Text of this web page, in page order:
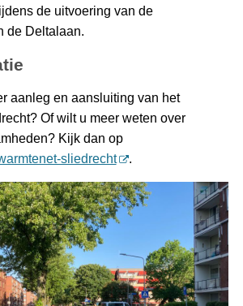
de uitvoering van de
de Deltalaan.
aanleg en aansluiting van het
Of wilt u meer weten over
Kijk dan op
sliedrecht
.